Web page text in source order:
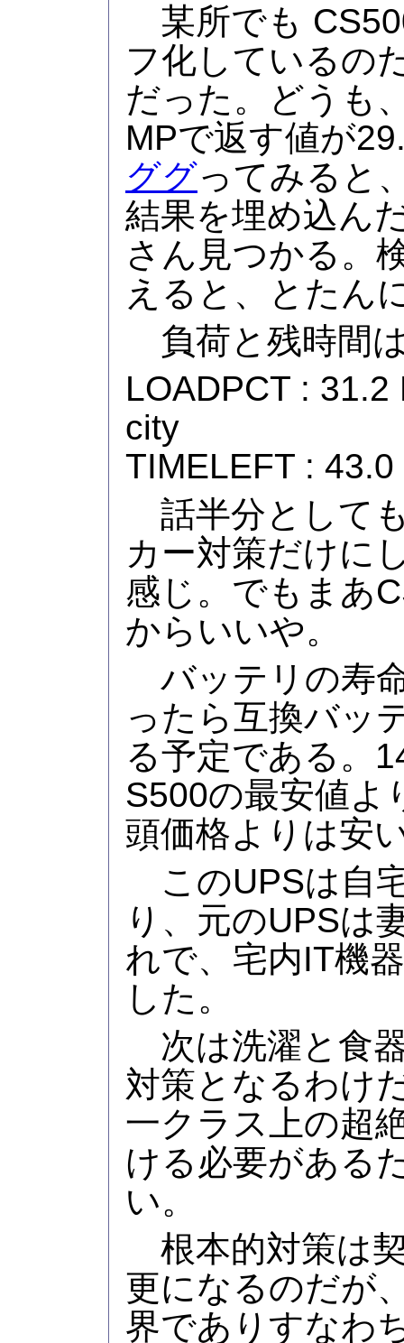
某所でも
フ化しているの
だった。どうも
MPで返す値が
ググってみると
結果を埋め込ん
さん見つかる。
えると、とたん
負荷と残時間
LOADPCT :
city
TIMELEFT :
話半分として
カー対策だけに
感じ。でもまあ
からいいや。
バッテリの寿
ったら互換バッ
る予定である。
S500の最安値よ
頭価格よりは安
このUPSは自
り、元のUPSは
れで、宅内IT機
した。
次は洗濯と食
対策となるわけ
一クラス上の超
ける必要がある
い。
根本的対策は
更になるのだが
界でありすなわ